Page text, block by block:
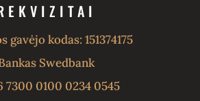
gavėjo kodas: 151374175
Swedbank
7300 0100 0234 0545